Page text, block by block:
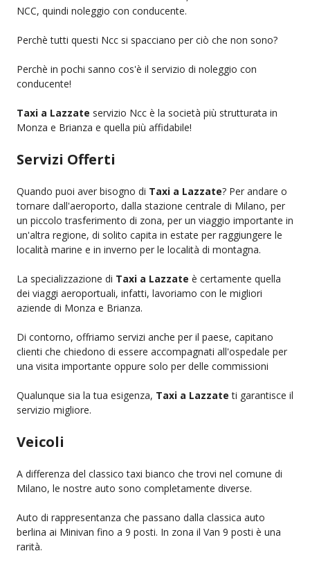
NCC, quindi noleggio con conducente.
Perchè tutti questi Ncc si spacciano per ciò che non sono?
Perchè in pochi sanno cos'è il servizio di noleggio con
conducente!
Taxi a Lazzate servizio Ncc è la società più strutturata in
Monza e Brianza e quella più affidabile!
Servizi Offerti
Quando puoi aver bisogno di Taxi a Lazzate? Per andare o
tornare dall'aeroporto, dalla stazione centrale di Milano, per
un piccolo trasferimento di zona, per un viaggio importante in
un'altra regione, di solito capita in estate per raggiungere le
località marine e in inverno per le località di montagna.
La specializzazione di Taxi a Lazzate è certamente quella
dei viaggi aeroportuali, infatti, lavoriamo con le migliori
aziende di Monza e Brianza.
Di contorno, offriamo servizi anche per il paese, capitano
clienti che chiedono di essere accompagnati all'ospedale per
una visita importante oppure solo per delle commissioni
Qualunque sia la tua esigenza, Taxi a Lazzate ti garantisce il
servizio migliore.
Veicoli
A differenza del classico taxi bianco che trovi nel comune di
Milano, le nostre auto sono completamente diverse.
Auto di rappresentanza che passano dalla classica auto
berlina ai Minivan fino a 9 posti. In zona il Van 9 posti è una
rarità.